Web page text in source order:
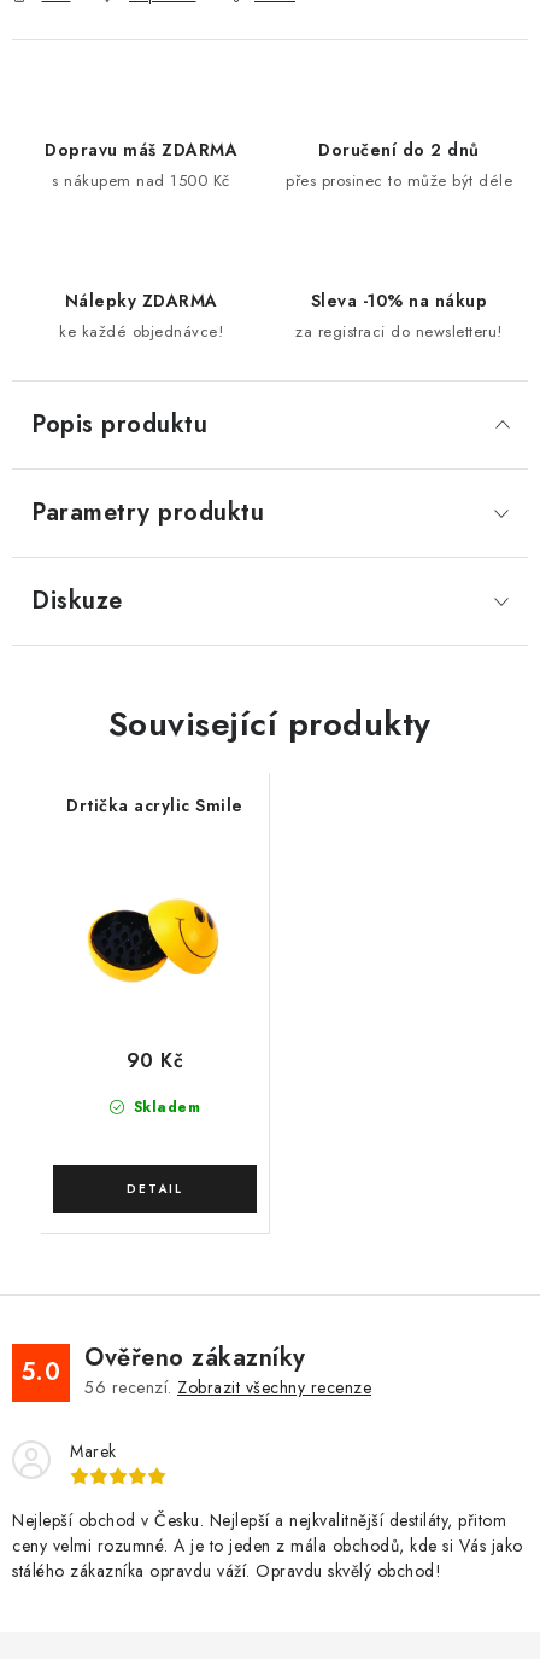
Dopravu máš ZDARMA
s nákupem nad 1500 Kč
Doručení do 2 dnů
přes prosinec to může být déle
Nálepky ZDARMA
ke každé objednávce!
Sleva -10% na nákup
za registraci do newsletteru!
Popis produktu
Parametry produktu
Diskuze
Související produkty
Drtička acrylic Smile
Skladem
90 Kč
5.0 Ověřeno zákazníky
56 recenzí. Zobrazit všechny recenze
Marek
Nejlepší obchod v Česku. Nejlepší a nejkvalitnější destiláty, přitom
ceny velmi rozumné. A je to jeden z mála obchodů, kde si Vás jako
stálého zákazníka opravdu váží. Opravdu skvělý obchod!